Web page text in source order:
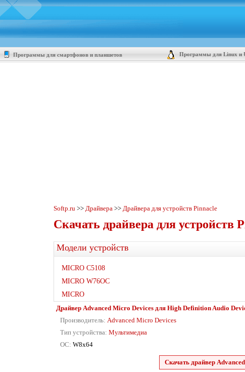
Программы для смартфонов и планшетов Программы для Linux и
Softp.ru >> Драйвера >> Драйвера для устройств Pinnacle
Скачать драйвера для устройств
Модели устройств
MICRO C5108
MICRO W76OC
MICRO
Драйвер Advanced Micro Devices для High Definition Audio
Производитель: Advanced Micro Devices
Тип устройства: Мультимедиа
ОС: W8x64
Скачать драйвер